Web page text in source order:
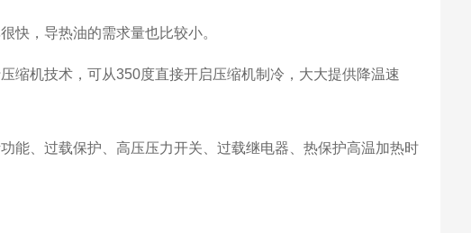
快，导热油的需求量也比较小。
缩机技术，可从350度直接开启压缩机制冷，大大提供降温速
能、过载保护、高压压力开关、过载继电器、热保护高温加热时